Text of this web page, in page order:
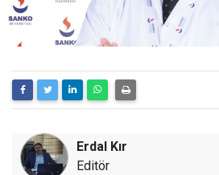
Erdal Kır
Editör